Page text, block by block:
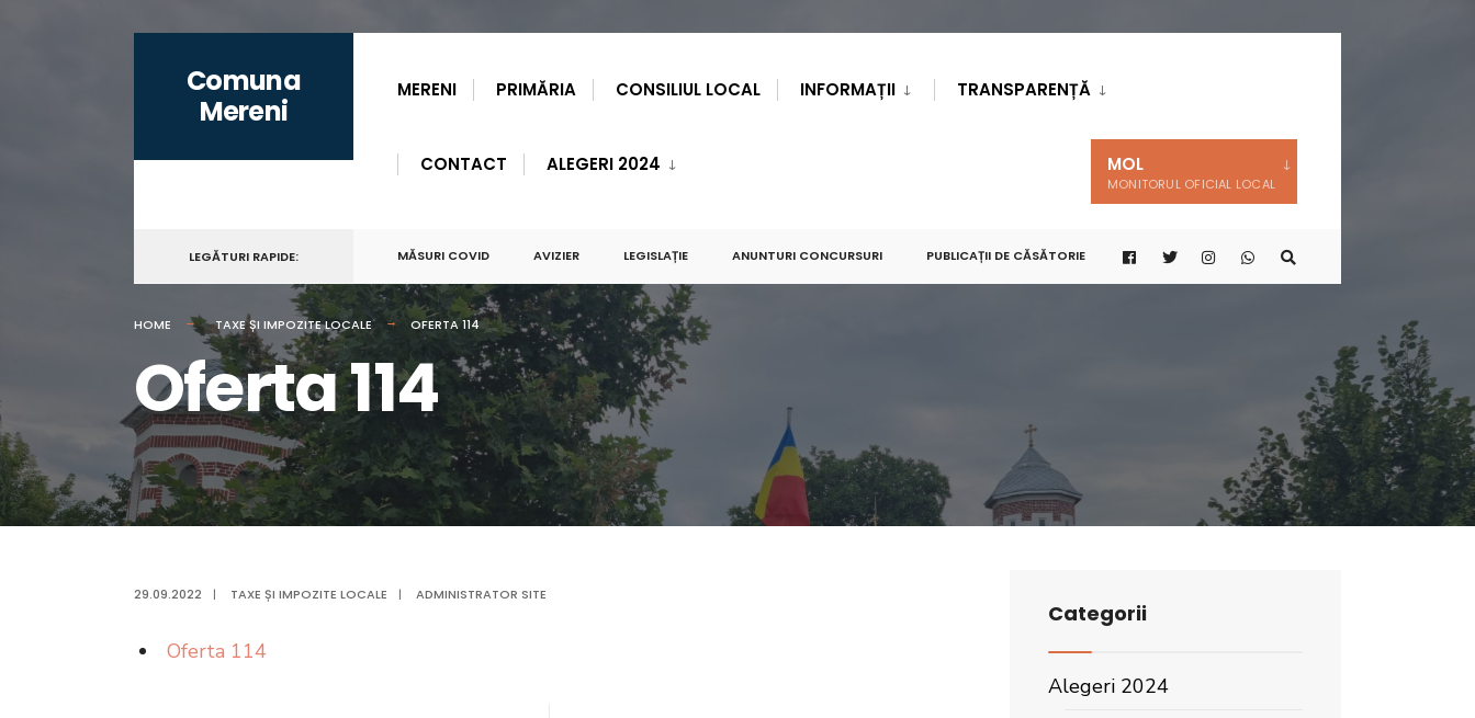
content
Comuna
Mereni
MERENI PRIMĂRIA CONSILIUL LOCAL INFORMAȚII TRANSPARENȚĂ
MOL
MONITORUL OFICIAL LOCAL
CONTACT ALEGERI 2024
LEGĂTURI RAPIDE: MĂSURI COVID AVIZIER LEGISLAȚIE ANUNTURI CONCURSURI PUBLICAȚII DE CĂSĂTORIE
HOME TAXE ȘI IMPOZITE LOCALE OFERTA 114
Oferta 114
29.09.2022 | TAXE ȘI IMPOZITE LOCALE | ADMINISTRATOR SITE
Oferta 114
Categorii
Alegeri 2024